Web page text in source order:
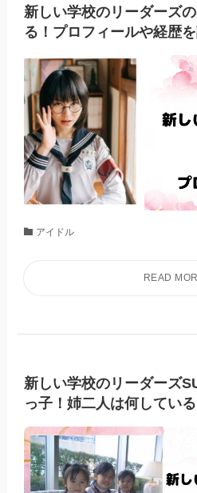
新しい学校のリーダーズ
る！プロフィールや経歴
アイドル
新しい学校のリーダーズ
っ子！姉二人は何している